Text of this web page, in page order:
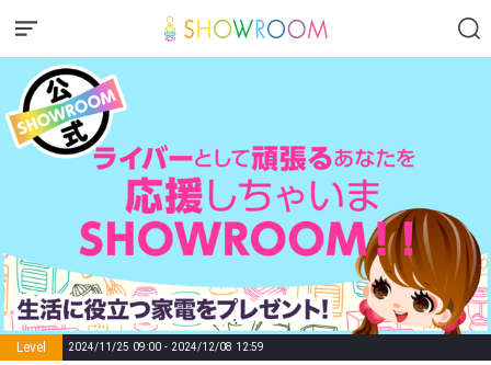
Level 2024/11/25 09:00 - 2024/12/08 12:59